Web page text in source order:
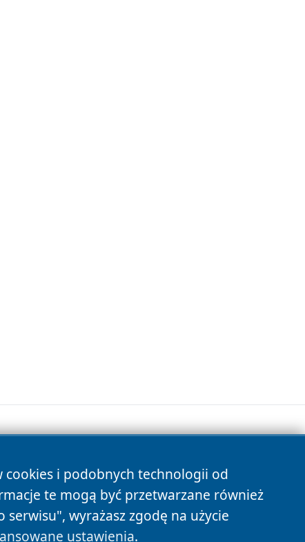
cookies i podobnych technologii od
te mogą być przetwarzane również
wyrażasz zgodę na użycie
ustawienia.